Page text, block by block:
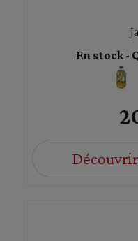
En stock -
Découvrir